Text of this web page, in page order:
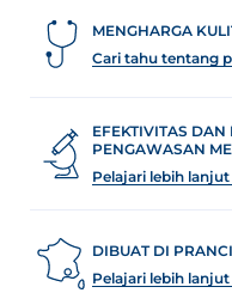
MENGHARGA
Cari tahu tentang
EFEKTIVITAS
PENGAWASAN
Pelajari lebih
DIBUAT DI
Pelajari lebih